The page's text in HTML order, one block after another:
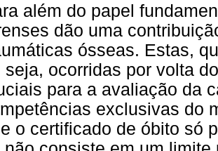
além do papel
dão uma
ósseas. Estas,
seja, ocorridas por volta
para a avaliação da
exclusivas do
o certificado de óbito só